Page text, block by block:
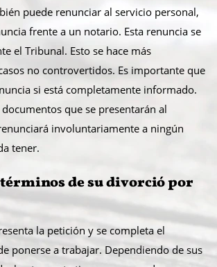
puede renunciar al servicio personal,
frente a un notario. Esta renuncia se
el Tribunal. Esto se hace más
no controvertidos. Es importante que
si está completamente informado.
que se presentarán al
involuntariamente a ningún
tener.
de su divorció por
la petición y se completa el
ponerse a trabajar. Dependiendo de sus